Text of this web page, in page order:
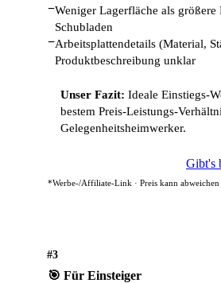
−Weniger Lagerfläche als
Schubladen
−Arbeitsplattendetails (Material,
Produktbeschreibung unklar
Unser Fazit: Ideale Einstiegs-
bestem Preis-Leistungs-
Gelegenheitsheimwerker.
Gibt's
*Werbe-/Affiliate-Link · Preis kann abweichen
#3
🎯 Für Einsteiger